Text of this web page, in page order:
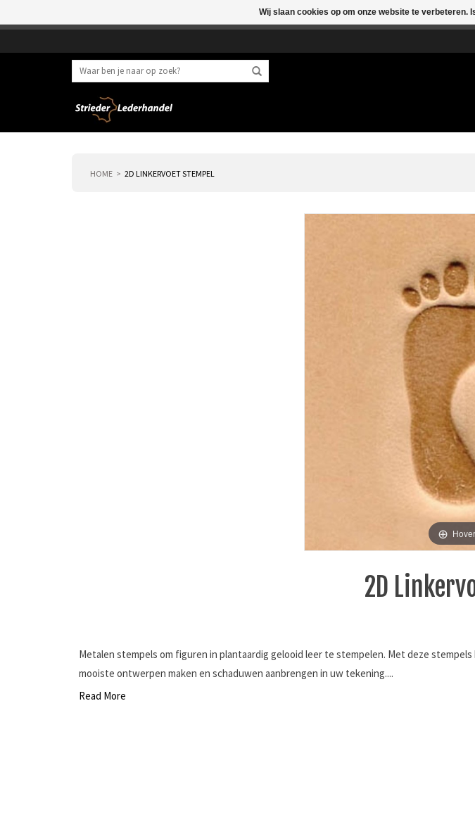
HOME 2D LINKERVOET STEMPEL
2D
Metalen stempels om figuren in plantaardig gelooid leer te stempelen. Met deze stempels
mooiste ontwerpen maken en schaduwen aanbrengen in uw tekening....
Read More
Wij slaan cookies op om onze website te verbeteren.
Beste klant, I.v.m. de vakantieperiode zijn wij in juli